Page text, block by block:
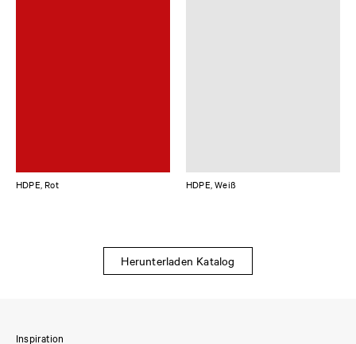
HDPE, Rot HDPE, Weiß
Herunterladen Katalog
Inspiration